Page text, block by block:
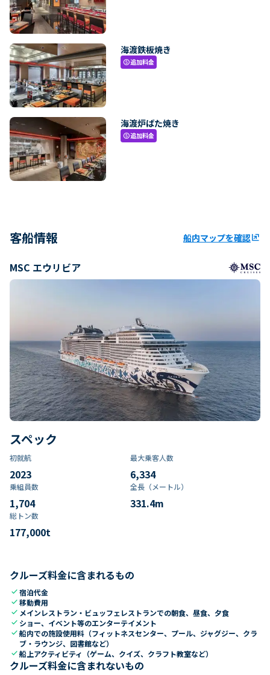
海渡鉄板焼き
paid追加料金
海渡炉ばた焼き
paid追加料金
客船情報 船内マップを確認ungroup
MSC エウリビア
スペック
初就航
2023
最大乗客人数
6,334
乗組員数​
1,704
全長（メートル）
331.4m
総トン数​
177,000t
クルーズ料金に含まれるもの
check宿泊代金
check移動費用
check メインレストラン・ビュッフェレストランでの朝食、昼食、夕食
check ショー、イベント等のエンターテイメント
check船内での施設使用料（フィットネスセンター、プール、ジャグジー、クラ
ブ・ラウンジ、図書館など）
check船上アクティビティ（ゲーム、クイズ、クラフト教室など）
クルーズ料金に含まれないもの